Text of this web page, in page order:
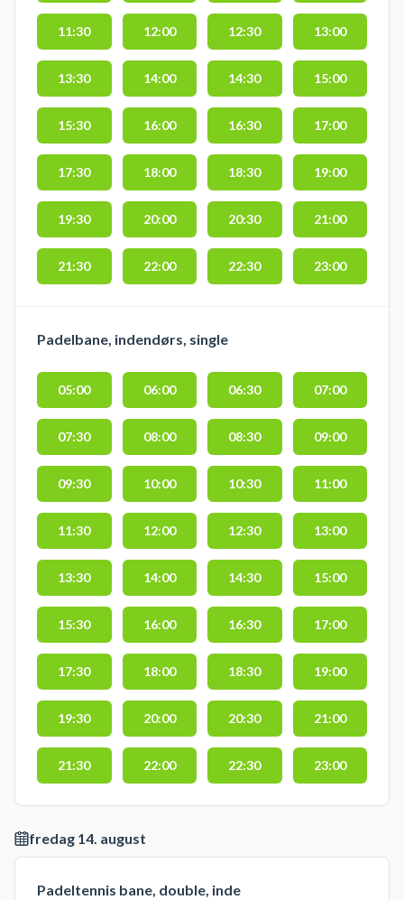
11:30 12:00 12:30 13:00
13:30 14:00 14:30 15:00
15:30 16:00 16:30 17:00
17:30 18:00 18:30 19:00
19:30 20:00 20:30 21:00
21:30 22:00 22:30 23:00
Padelbane, indendørs, single
05:00 06:00 06:30 07:00
07:30 08:00 08:30 09:00
09:30 10:00 10:30 11:00
11:30 12:00 12:30 13:00
13:30 14:00 14:30 15:00
15:30 16:00 16:30 17:00
17:30 18:00 18:30 19:00
19:30 20:00 20:30 21:00
21:30 22:00 22:30 23:00
fredag 14. august
Padeltennis bane, double, inde